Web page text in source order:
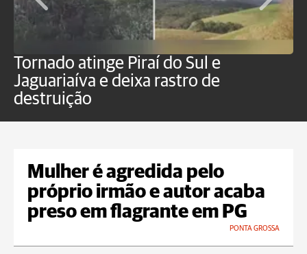
Tornado atinge Piraí do Sul e
Jaguariaíva e deixa rastro de
destruição
Mulher é agredida pelo
próprio irmão e autor acaba
preso em flagrante em PG
PONTA GROSSA